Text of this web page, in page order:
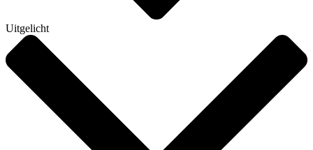
Uitgelicht